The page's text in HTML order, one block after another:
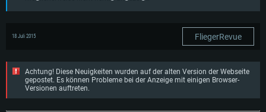
18 Juli 2015 FliegerRevue
Achtung! Diese Neuigkeiten wurden auf der alten Version der Webseite
gepostet. Es können Probleme bei der Anzeige mit einigen Browser-
Versionen auftreten.